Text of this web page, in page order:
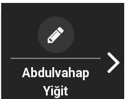
Abdulvahap
Yiğit